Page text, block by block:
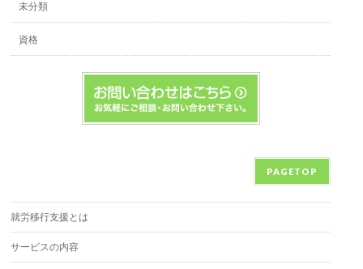
未分類
資格
PAGETOP
就労移行支援とは
サービスの内容